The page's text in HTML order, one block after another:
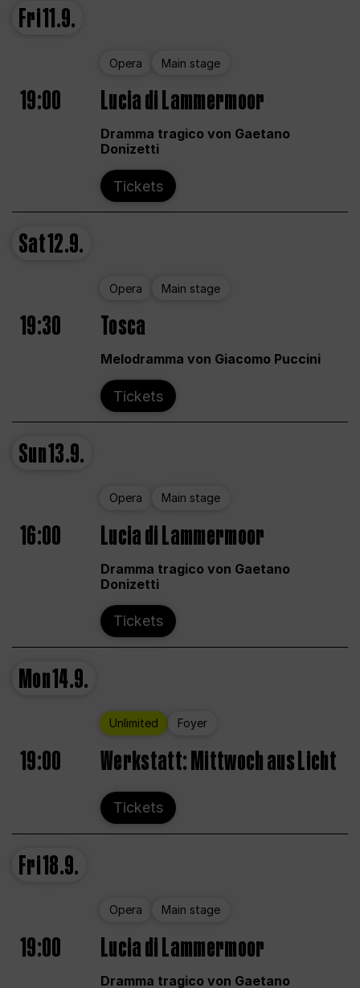
Fri11.9.
Opera Main stage
19:00 Lucia di Lammermoor
Dramma tragico von Gaetano
Donizetti
Tickets
Sat12.9.
Opera Main stage
19:30 Tosca
Melodramma von Giacomo Puccini
Tickets
Sun13.9.
Opera Main stage
16:00 Lucia di Lammermoor
Dramma tragico von Gaetano
Donizetti
Tickets
Mon14.9.
Unlimited Foyer
19:00 Werkstatt: Mittwoch aus Licht
Tickets
Fri18.9.
Opera Main stage
19:00 Lucia di Lammermoor
Dramma tragico von Gaetano